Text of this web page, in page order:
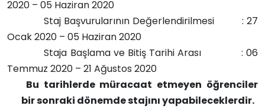
2020 – 05 Haziran 2020
Staj Başvurularının Değerlendirilmesi : 27
Ocak 2020 – 05 Haziran 2020
Staja Başlama ve Bitiş Tarihi Arası : 06
Temmuz 2020 – 21 Ağustos 2020
Bu tarihlerde müracaat etmeyen öğrenciler
bir sonraki dönemde stajını yapabileceklerdir.